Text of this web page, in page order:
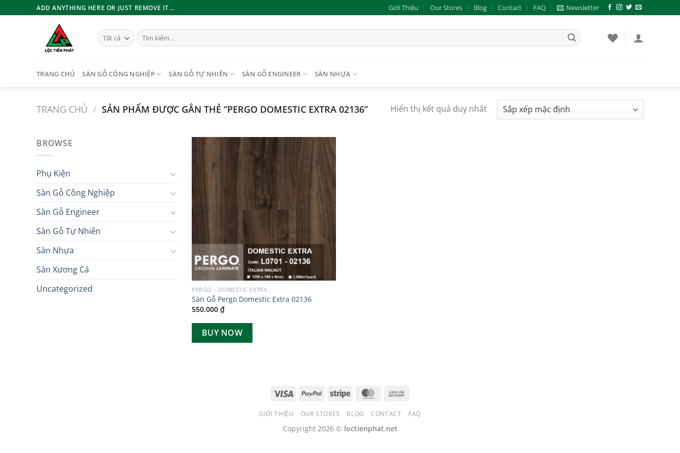
qua
ADD ANYTHING HERE OR JUST REMOVE IT... Giới Thiệu Our Stores Blog Contact FAQ Newsletter
Tìm
kiếm:
TRANG CHỦ SÀN GỖ CÔNG NGHIỆP SÀN GỖ TỰ NHIÊN SÀN GỖ ENGINEER SÀN NHỰA
TRANG CHỦ / SẢN PHẨM ĐƯỢC GẮN THẺ “PERGO DOMESTIC EXTRA 02136” Hiển thị kết quả duy nhất
BROWSE
Phụ Kiện
Sàn Gỗ Công Nghiệp
Sàn Gỗ Engineer
Sàn Gỗ Tự Nhiên
Sàn Nhựa
Sàn Xương Cá
Uncategorized
wishlist
PERGO - DOMESTIC EXTRA
Sàn Gỗ Pergo Domestic Extra 02136
550.000₫
BUY NOW
GIỚI THIỆU OUR STORES BLOG CONTACT FAQ
Copyright 2026 © loctienphat.net